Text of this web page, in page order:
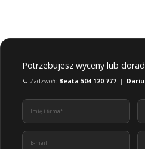
Potrzebujesz wyceny lub
📞 Zadzwoń: Beata 504 120 777 |